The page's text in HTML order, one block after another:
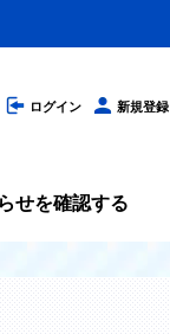
ログイン 新規登録
せを確認する